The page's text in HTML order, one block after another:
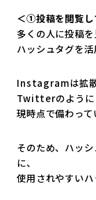
＜①投稿を閲覧し
多くの人に投稿を
ハッシュタグを活
Instagramは拡散
Twitterのように
現時点で備わって
そのため、ハッ
に、
使用されやすいハ